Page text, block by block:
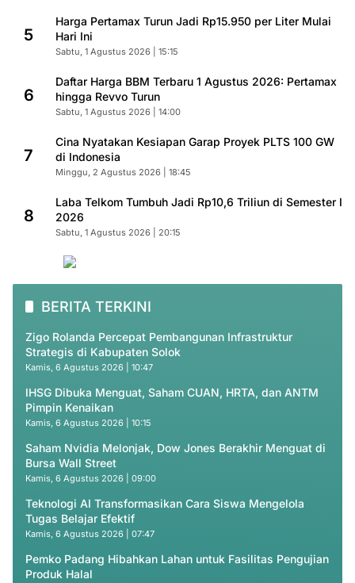
5
Harga Pertamax Turun Jadi Rp15.950 per Liter Mulai
Hari Ini
Sabtu, 1 Agustus 2026 | 15:15
6
Daftar Harga BBM Terbaru 1 Agustus 2026: Pertamax
hingga Revvo Turun
Sabtu, 1 Agustus 2026 | 14:00
7
Cina Nyatakan Kesiapan Garap Proyek PLTS 100 GW
di Indonesia
Minggu, 2 Agustus 2026 | 18:45
8
Laba Telkom Tumbuh Jadi Rp10,6 Triliun di Semester I
2026
Sabtu, 1 Agustus 2026 | 20:15
BERITA TERKINI
Zigo Rolanda Percepat Pembangunan Infrastruktur
Strategis di Kabupaten Solok
Kamis, 6 Agustus 2026 | 10:47
IHSG Dibuka Menguat, Saham CUAN, HRTA, dan ANTM
Pimpin Kenaikan
Kamis, 6 Agustus 2026 | 10:15
Saham Nvidia Melonjak, Dow Jones Berakhir Menguat di
Bursa Wall Street
Kamis, 6 Agustus 2026 | 09:00
Teknologi AI Transformasikan Cara Siswa Mengelola
Tugas Belajar Efektif
Kamis, 6 Agustus 2026 | 07:47
Pemko Padang Hibahkan Lahan untuk Fasilitas Pengujian
Produk Halal